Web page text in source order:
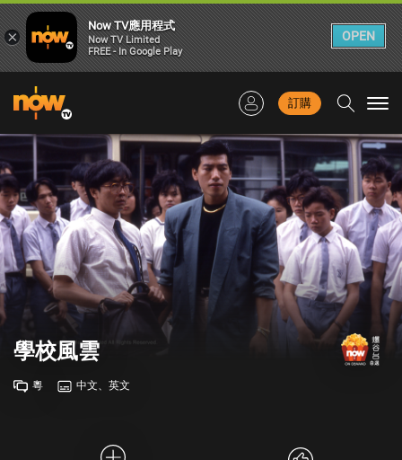
訂購
學校風雲
粵 中文、英文
×
Now TV應用程式
Now TV Limited
FREE - In Google Play
OPEN